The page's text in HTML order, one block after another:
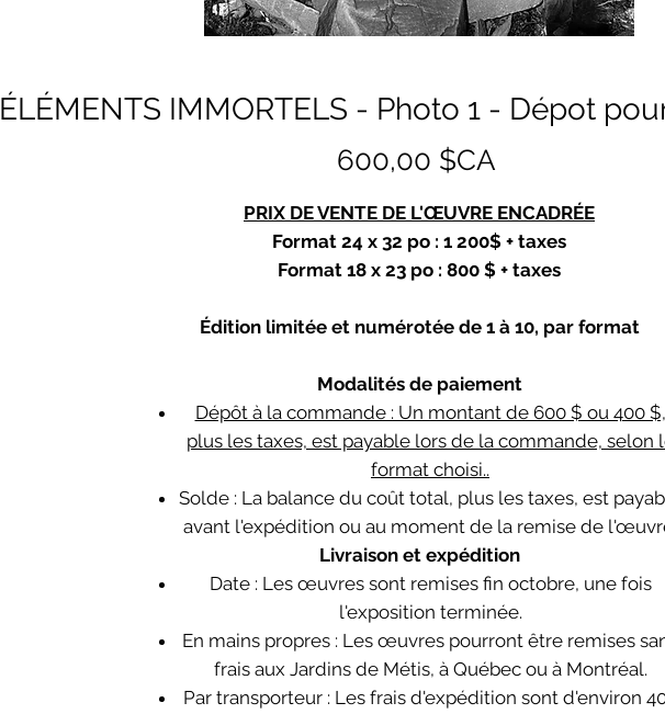
ÉLÉMENTS IMMORTELS - Photo 1 - Dépot
600,00 $CA
PRIX DE VENTE DE L'ŒUVRE ENCADRÉE
Format 24 x 32 po : 1 200$ + taxes
Format 18 x 23 po : 800 $ + taxes
Édition limitée et numérotée de 1 à 10, par format
Modalités de paiement
Dépôt à la commande : Un montant de 600 $ ou 400 $,
plus les taxes, est payable lors de la commande, selon
format choisi..
Solde : La balance du coût total, plus les taxes, est
avant l'expédition ou au moment de la remise de
Livraison et expédition
Date : Les œuvres sont remises fin octobre, une fois
l'exposition terminée.
En mains propres : Les œuvres pourront être remises
frais aux Jardins de Métis, à Québec ou à Montréal.
Par transporteur : Les frais d'expédition sont d'environ